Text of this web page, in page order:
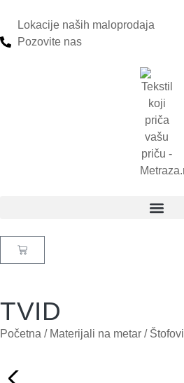
Lokacije naših maloprodaja
Pozovite nas
TVID
Početna / Materijali na metar / Štofovi